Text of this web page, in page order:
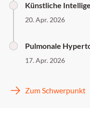
Künstliche
20. Apr. 2026
Pulmonale
17. Apr. 2026
Zum Schwerpunkt